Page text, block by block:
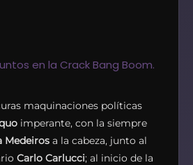
en la Crack Bang Boom.
maquinaciones políticas
imperante, con la siempre
Medeiros a la cabeza, junto al
Carlo Carlucci; al inicio de la